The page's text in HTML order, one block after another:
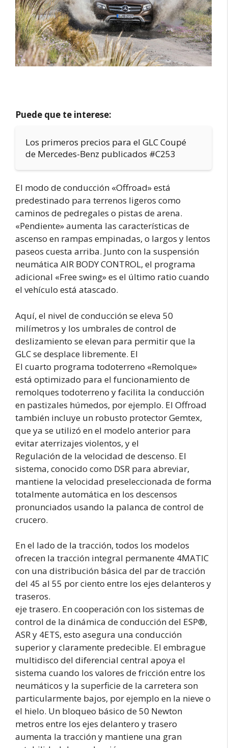
Puede que te interese:
Los primeros precios para el GLC Coupé
de Mercedes-Benz publicados #C253
El modo de conducción «Offroad» está
predestinado para terrenos ligeros como
caminos de pedregales o pistas de arena.
«Pendiente» aumenta las características de
ascenso en rampas empinadas, o largos y lentos
paseos cuesta arriba. Junto con la suspensión
neumática AIR BODY CONTROL, el programa
adicional «Free swing» es el último ratio cuando
el vehículo está atascado.
Aquí, el nivel de conducción se eleva 50
milímetros y los umbrales de control de
deslizamiento se elevan para permitir que la
GLC se desplace libremente. El
El cuarto programa todoterreno «Remolque»
está optimizado para el funcionamiento de
remolques todoterreno y facilita la conducción
en pastizales húmedos, por ejemplo. El Offroad
también incluye un robusto protector Gemtex,
que ya se utilizó en el modelo anterior para
evitar aterrizajes violentos, y el
Regulación de la velocidad de descenso. El
sistema, conocido como DSR para abreviar,
mantiene la velocidad preseleccionada de forma
totalmente automática en los descensos
pronunciados usando la palanca de control de
crucero.
En el lado de la tracción, todos los modelos
ofrecen la tracción integral permanente 4MATIC
con una distribución básica del par de tracción
del 45 al 55 por ciento entre los ejes delanteros y
traseros.
eje trasero. En cooperación con los sistemas de
control de la dinámica de conducción del ESP®,
ASR y 4ETS, esto asegura una conducción
superior y claramente predecible. El embrague
multidisco del diferencial central apoya el
sistema cuando los valores de fricción entre los
neumáticos y la superficie de la carretera son
particularmente bajos, por ejemplo en la nieve o
el hielo. Un bloqueo básico de 50 Newton
metros entre los ejes delantero y trasero
aumenta la tracción y mantiene una gran